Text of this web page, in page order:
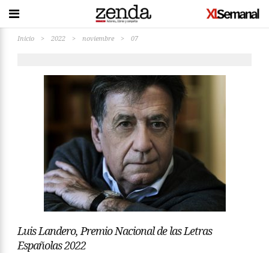
Inicio > 2022 > noviembre > 07
Luis Landero, Premio Nacional de las Letras
Españolas 2022